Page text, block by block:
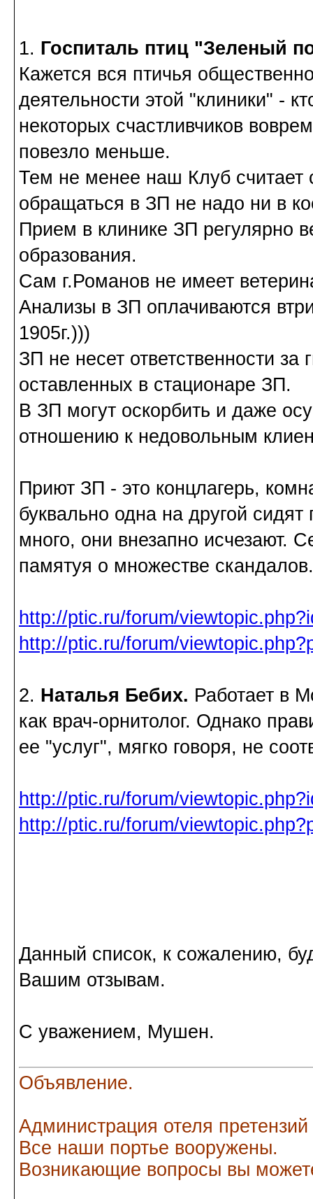
1. Госпиталь птиц "Зеленый
Кажется вся птичья
деятельности этой "клиники" -
некоторых счастливчиков
повезло меньше.
Тем не менее наш Клуб считает
обращаться в ЗП не надо ни в
Прием в клинике ЗП регулярно
образования.
Сам г.Романов не имеет
Анализы в ЗП оплачиваются
1905г.)))
ЗП не несет ответственности
оставленных в стационаре ЗП.
В ЗП могут оскорбить и даже
отношению к недовольным
Приют ЗП - это концлагерь,
буквально одна на другой
много, они внезапно исчезают.
памятуя о множестве скандалов.
http://ptic.ru/forum/
http://ptic.ru/forum/
2. Наталья Бебих. Работает в
как врач-орнитолог. Однако
ее "услуг", мягко говоря, не
http://ptic.ru/forum/
http://ptic.ru/forum/
Данный список, к сожалению,
Вашим отзывам.
С уважением, Мушен.
Объявление.
Администрация отеля
Все наши портье вооружены.
Возникающие вопросы вы